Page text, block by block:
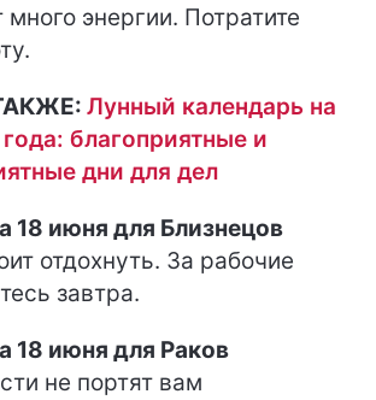
много энергии. Потратите
Лунный календарь на
благоприятные и
дни для дел
18 июня для Близнецов
отдохнуть. За рабочие
завтра.
18 июня для Раков
не портят вам